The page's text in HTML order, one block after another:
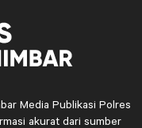
Media Publikasi Polres
akurat dari sumber